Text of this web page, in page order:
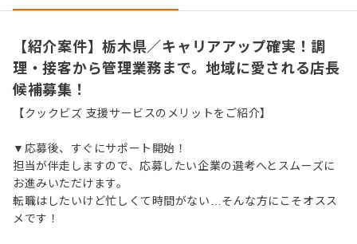
【紹介案件】栃木県／キャリアアップ確実！調
理・接客から管理業務まで。地域に愛される店長
候補募集！
【クックビズ 支援サービスのメリットをご紹介】
▼応募後、すぐにサポート開始！
担当が伴走しますので、応募したい企業の選考へとスムーズに
お進みいただけます。
転職はしたいけど忙しくて時間がない…そんな方にこそオスス
メです！